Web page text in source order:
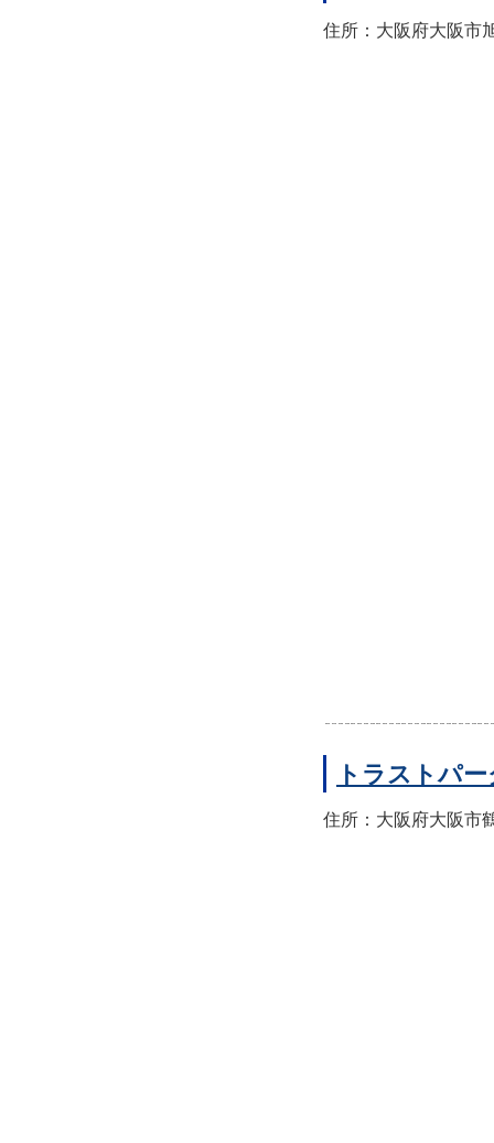
住所：大阪府大阪市
トラストパ
住所：大阪府大阪市